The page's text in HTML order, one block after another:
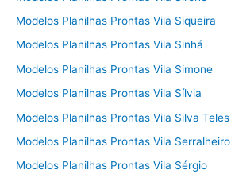
Modelos Planilhas Prontas Vila Siqueira
Modelos Planilhas Prontas Vila Sinhá
Modelos Planilhas Prontas Vila Simone
Modelos Planilhas Prontas Vila Sílvia
Modelos Planilhas Prontas Vila Silva Teles
Modelos Planilhas Prontas Vila Serralheiro
Modelos Planilhas Prontas Vila Sérgio